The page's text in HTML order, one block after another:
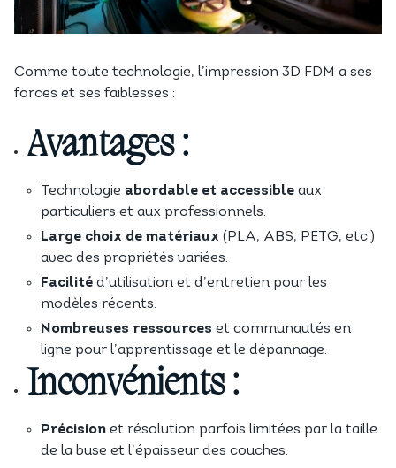
Comme toute technologie, l’impression 3D FDM a ses
forces et ses faiblesses :
Avantages :
Technologie abordable et accessible aux
particuliers et aux professionnels.
Large choix de matériaux (PLA, ABS, PETG, etc.)
avec des propriétés variées.
Facilité d’utilisation et d’entretien pour les
modèles récents.
Nombreuses ressources et communautés en
ligne pour l’apprentissage et le dépannage.
Inconvénients :
Précision et résolution parfois limitées par la taille
de la buse et l’épaisseur des couches.